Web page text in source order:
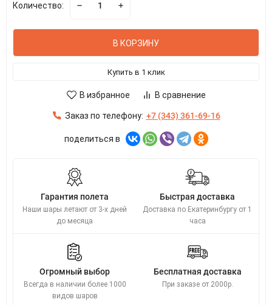
Количество:
В КОРЗИНУ
Купить в 1 клик
В избранное В сравнение
Заказ по телефону: +7 (343) 361-69-16
поделиться в
Гарантия полета
Наши шары летают от 3-х дней
до месяца
Быстрая доставка
Доставка по Екатеринбургу от 1
часа
Огромный выбор
Всегда в наличии более 1000
видов шаров
Бесплатная доставка
При заказе от 2000р.